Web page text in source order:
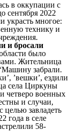
в оккупации с
сентября 2022
украсть многое:
технику и
и бросали
было
Жительница
забрали.
’вешки’, ездили
села Циркуны
четверо военных
и случаи,
целью завладеть
года в селе
58-